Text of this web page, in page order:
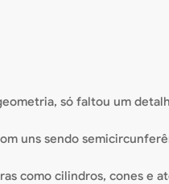
só faltou um
uns sendo
como cilindros, cones e